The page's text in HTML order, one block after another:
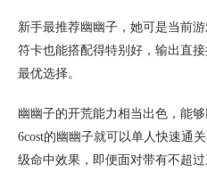
新手最推荐幽幽子，她可是当前
符卡也能搭配得特别好，输出直
最优选择。
幽幽子的开荒能力相当出色，能
6cost的幽幽子就可以单人快速通
级命中效果，即便面对带有不超